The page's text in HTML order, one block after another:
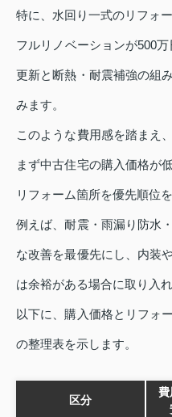
特に、水回り一式のリフォ
フルリノベーションが500
更新と断熱・耐震補強の組
みます。
このような費用感を踏まえ
まず中古住宅の購入価格が
リフォーム箇所を優先順位
例えば、耐震・雨漏り防水
な改善を最優先にし、内装
は余裕がある場合に取り入れ
以下に、購入価格とリフォ
の整理表を示します。
区分
費